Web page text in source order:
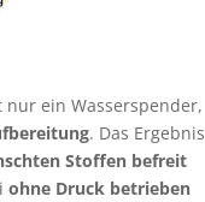
ein Wasserspender,
. Das Ergebnis
Stoffen befreit
ohne Druck betrieben